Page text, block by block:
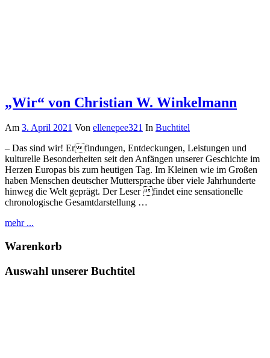
„Wir“ von Christian W. Winkelmann
Am 3. April 2021 Von ellenepee321 In Buchtitel
– Das sind wir! Erfindungen, Entdeckungen, Leistungen und
kulturelle Besonderheiten seit den Anfängen unserer Geschichte im
Herzen Europas bis zum heutigen Tag. Im Kleinen wie im Großen
haben Menschen deutscher Muttersprache über viele Jahrhunderte
hinweg die Welt geprägt. Der Leser findet eine sensationelle
chronologische Gesamtdarstellung …
mehr ...
Warenkorb
Auswahl unserer Buchtitel